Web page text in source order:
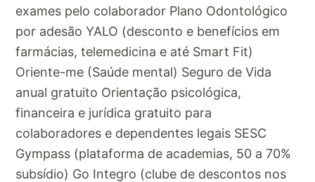
exames pelo colaborador Plano Odontológico
por adesão YALO (desconto e benefícios em
farmácias, telemedicina e até Smart Fit)
Oriente-me (Saúde mental) Seguro de Vida
anual gratuito Orientação psicológica,
financeira e jurídica gratuito para
colaboradores e dependentes legais SESC
Gympass (plataforma de academias, 50 a 70%
subsídio) Go Integro (clube de descontos nos